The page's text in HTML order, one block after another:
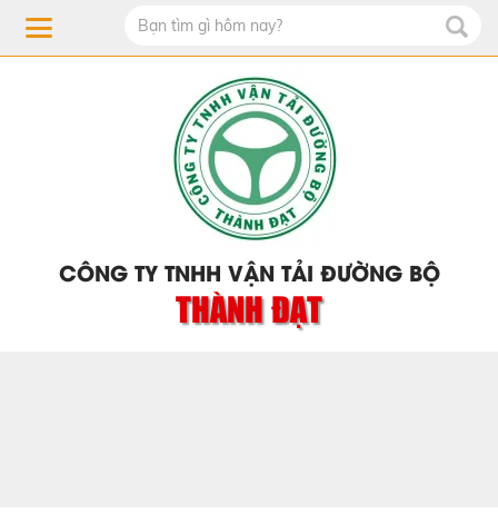
CÔNG TY TNHH VẬN TẢI ĐƯỜNG BỘ
THÀNH ĐẠT